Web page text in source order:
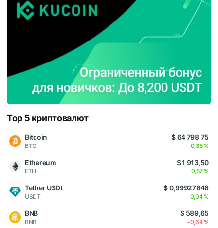
Top 5 криптовалют
Bitcoin
BTC
$ 64 798,75
0,35 %
Ethereum
ETH
$ 1 913,50
0,57 %
Tether USDt
USDT
$ 0,99927848
0,04 %
BNB
BNB
$ 589,65
-0,69 %